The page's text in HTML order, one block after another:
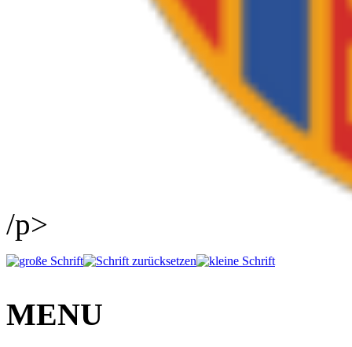
/p>
MENU